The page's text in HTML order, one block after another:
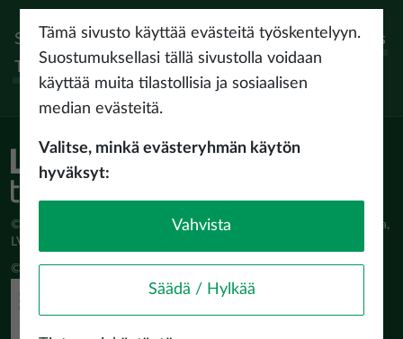
Seuraa:Instagram FacebookPinterestYoutubeThreads
Tiktok
© Latvijas Investīciju un attīstības aģentūra (LIAA) Pērses iela 2, Rīga,
LV-1442 www.liaa.gov.lv
© 2026 latvia.travel. All rights reserved
Tämä sivusto käyttää evästeitä työskentelyyn.
Suostumuksellasi tällä sivustolla voidaan
käyttää muita tilastollisia ja sosiaalisen
median evästeitä.
Valitse, minkä evästeryhmän käytön
hyväksyt:
Vahvista
Säädä / Hylkää